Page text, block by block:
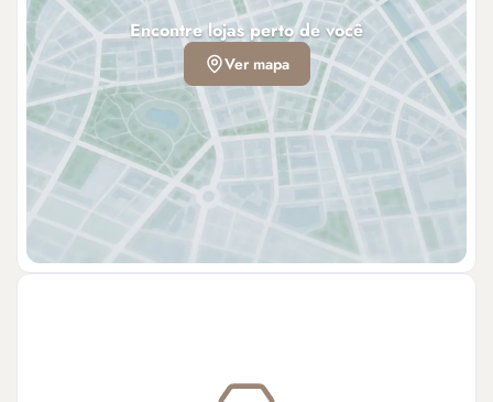
Encontre lojas perto de você
Ver mapa